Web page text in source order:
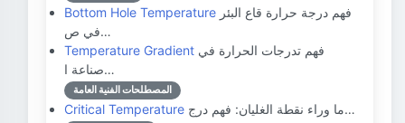
Bottom Hole Temperature
في ص…
Temperature Gradient
صناعة ا…
المصطلحات الفنية العامة
Critical Temperature ما وراء نقطة الغليان: فهم درج…